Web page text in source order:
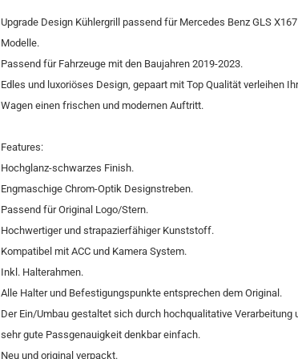
Upgrade Design Kühlergrill passend für Mercedes Benz GLS X167
Modelle.
Passend für Fahrzeuge mit den Baujahren 2019-2023.
Edles und luxoriöses Design, gepaart mit Top Qualität verleihen
Wagen einen frischen und modernen Auftritt.
Features:
Hochglanz-schwarzes Finish.
Engmaschige Chrom-Optik Designstreben.
Passend für Original Logo/Stern.
Hochwertiger und strapazierfähiger Kunststoff.
Kompatibel mit ACC und Kamera System.
Inkl. Halterahmen.
Alle Halter und Befestigungspunkte entsprechen dem Original.
Der Ein/Umbau gestaltet sich durch hochqualitative Verarbeitung
sehr gute Passgenauigkeit denkbar einfach.
Neu und original verpackt.